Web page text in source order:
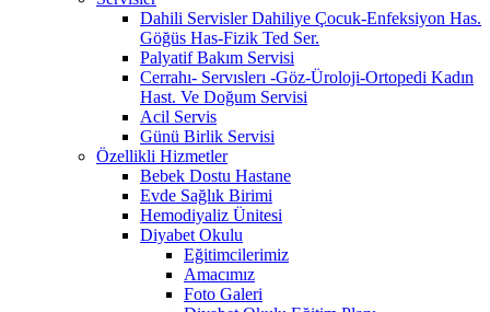
Dahili Servisler Dahiliye Çocuk-Enfeksiyon Has.
Göğüs Has-Fizik Ted Ser.
Palyatif Bakım Servisi
Cerrahı- Servıslerı -Göz-Üroloji-Ortopedi Kadın
Hast. Ve Doğum Servisi
Acil Servis
Günü Birlik Servisi
Özellikli Hizmetler
Bebek Dostu Hastane
Evde Sağlık Birimi
Hemodiyaliz Ünitesi
Diyabet Okulu
Eğitimcilerimiz
Amacımız
Foto Galeri